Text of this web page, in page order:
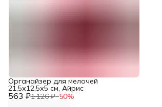
563 ₽1 126 ₽−50%
Органайзер для мелочей
21,5х12,5х5 см, Айрис